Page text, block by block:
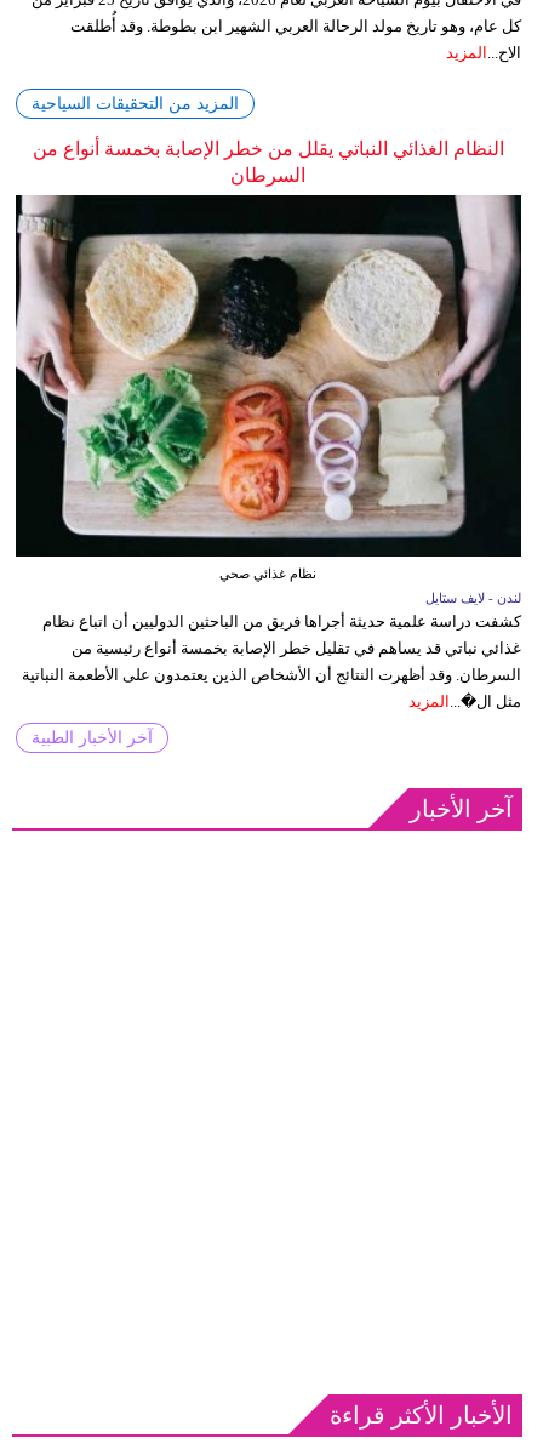
كل عام، وهو تاريخ مولد الرحالة العربي الشهير ابن بطوطة. وقد أُطلقت
الاح... المزيد
المزيد من التحقيقات السياحية
النظام الغذائي النباتي يقلل من خطر الإصابة بخمسة أنواع من
السرطان
نظام غذائي صحي
لندن - لايف ستايل
كشفت دراسة علمية حديثة أجراها فريق من الباحثين الدوليين أن اتباع نظام
غذائي نباتي قد يساهم في تقليل خطر الإصابة بخمسة أنواع رئيسية من
السرطان. وقد أظهرت النتائج أن الأشخاص الذين يعتمدون على الأطعمة النباتية
مثل ال�...
المزيد
آخر الأخبار الطبية
آخر الأخبار
الأخبار الأكثر قراءة